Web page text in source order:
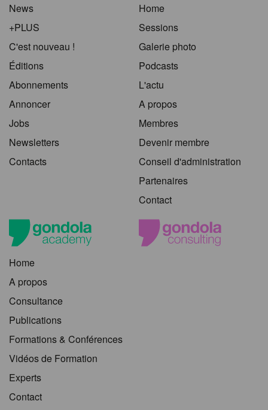
News
+PLUS
C'est nouveau !
Éditions
Abonnements
Annoncer
Jobs
Newsletters
Contacts
Home
Sessions
Galerie photo
Podcasts
L'actu
A propos
Membres
Devenir membre
Conseil d'administration
Partenaires
Contact
Home
A propos
Consultance
Publications
Formations & Conférences
Vidéos de Formation
Experts
Contact